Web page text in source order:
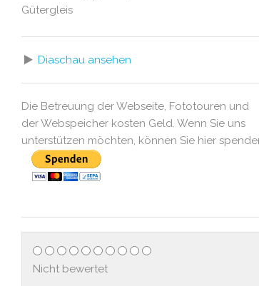
Gütergleis
Diaschau ansehen
Die Betreuung der Webseite, Fototouren und
der Webspeicher kosten Geld. Wenn Sie uns
unterstützen möchten, können Sie hier
Nicht bewertet